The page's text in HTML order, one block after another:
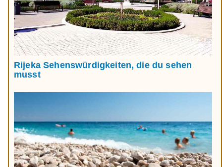
Rijeka Sehenswürdigkeiten, die du sehen
musst